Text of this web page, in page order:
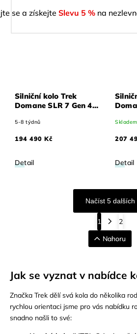
se a získejte Slevu 5 % na
Silniční kolo Trek
Domane SLR 7 Gen 4
Smoke to červené
5-8 týdnů
194 490 Kč
Detail
Skladem
207
Detail
Načíst 5 dalších
1
2
Nahoru
Jak se vyznat v nabídce
Značka Trek dělí svá kola do několika
rychlou orientaci jsme pro vás nabídku
snadno našli to své: